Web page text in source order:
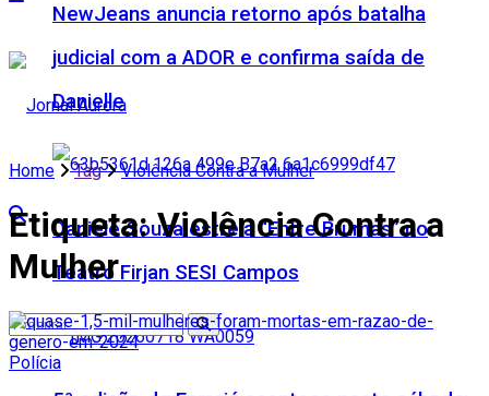
NewJeans anuncia retorno após batalha
judicial com a ADOR e confirma saída de
Danielle
Daniele Souza estreia “Entre Brumas” no
Teatro Firjan SESI Campos
Home Tag Violência Contra a Mulher
Etiqueta:Violência Contra a
Mulher
Polícia